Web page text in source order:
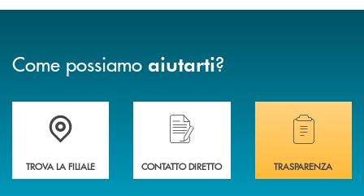
Come possiamo aiutarti?
Accedi all' elenco completo delle filiali .
TROVA LA FILIALE
Hai bisogno di assistenza immediata?
CONTATTO DIRETTO
Hai bisogno di
TRASPARENZA